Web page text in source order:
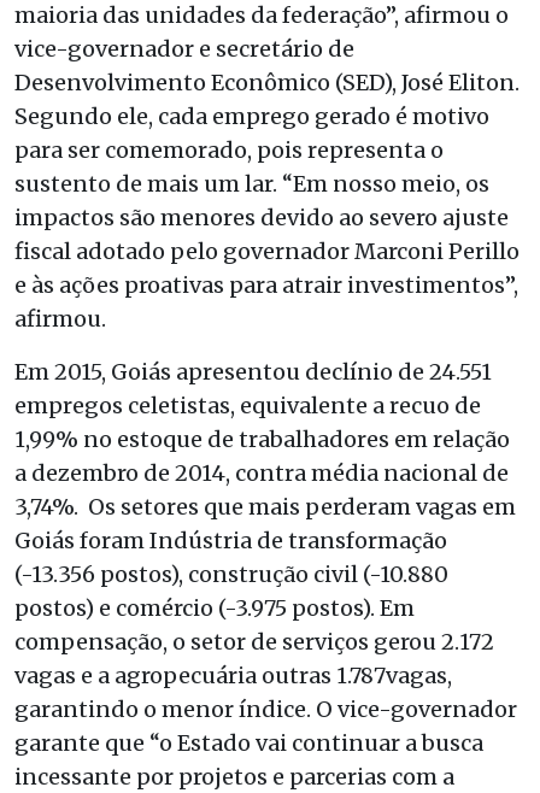
maioria das unidades da federação”, afirmou o
vice-governador e secretário de
Desenvolvimento Econômico (SED), José Eliton.
Segundo ele, cada emprego gerado é motivo
para ser comemorado, pois representa o
sustento de mais um lar. “Em nosso meio, os
impactos são menores devido ao severo ajuste
fiscal adotado pelo governador Marconi Perillo
e às ações proativas para atrair investimentos”,
afirmou.
Em 2015, Goiás apresentou declínio de 24.551
empregos celetistas, equivalente a recuo de
1,99% no estoque de trabalhadores em relação
a dezembro de 2014, contra média nacional de
3,74%. Os setores que mais perderam vagas em
Goiás foram Indústria de transformação
(-13.356 postos), construção civil (-10.880
postos) e comércio (-3.975 postos). Em
compensação, o setor de serviços gerou 2.172
vagas e a agropecuária outras 1.787vagas,
garantindo o menor índice. O vice-governador
garante que “o Estado vai continuar a busca
incessante por projetos e parcerias com a